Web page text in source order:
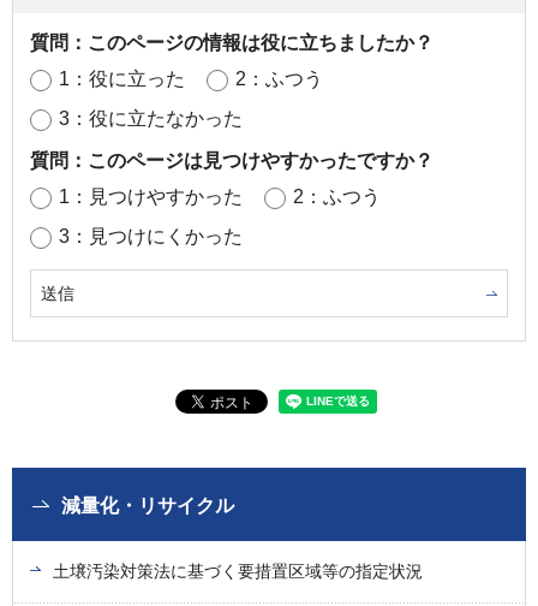
質問：このページの情報は役に立ちましたか？
1：役に立った
2：ふつう
3：役に立たなかった
質問：このページは見つけやすかったですか？
1：見つけやすかった
2：ふつう
3：見つけにくかった
減量化・リサイクル
土壌汚染対策法に基づく要措置区域等の指定状況